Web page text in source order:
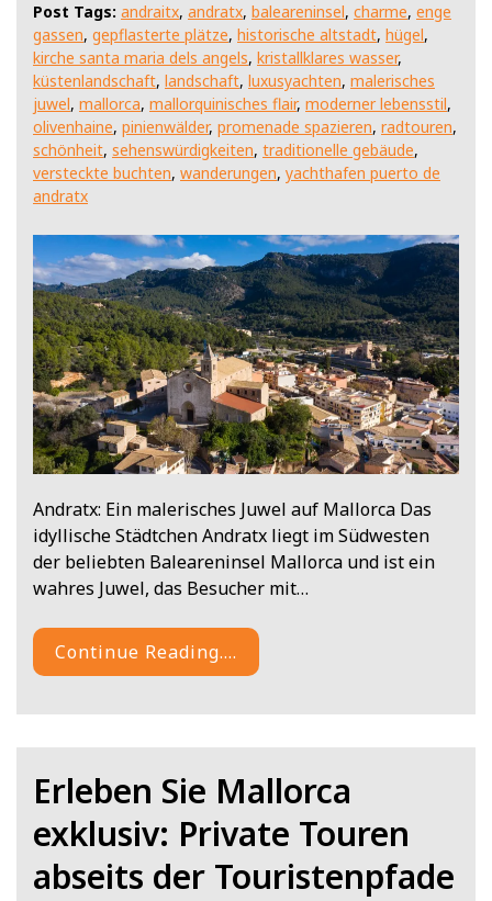
Post Tags: andraitx, andratx, baleareninsel, charme, enge
gassen, gepflasterte plätze, historische altstadt, hügel,
kirche santa maria dels angels, kristallklares wasser,
küstenlandschaft, landschaft, luxusyachten, malerisches
juwel, mallorca, mallorquinisches flair, moderner lebensstil,
olivenhaine, pinienwälder, promenade spazieren, radtouren,
schönheit, sehenswürdigkeiten, traditionelle gebäude,
versteckte buchten, wanderungen, yachthafen puerto de
andratx
Andratx: Ein malerisches Juwel auf Mallorca Das
idyllische Städtchen Andratx liegt im Südwesten
der beliebten Baleareninsel Mallorca und ist ein
wahres Juwel, das Besucher mit…
Continue Reading....
Erleben Sie Mallorca
exklusiv: Private Touren
abseits der Touristenpfade